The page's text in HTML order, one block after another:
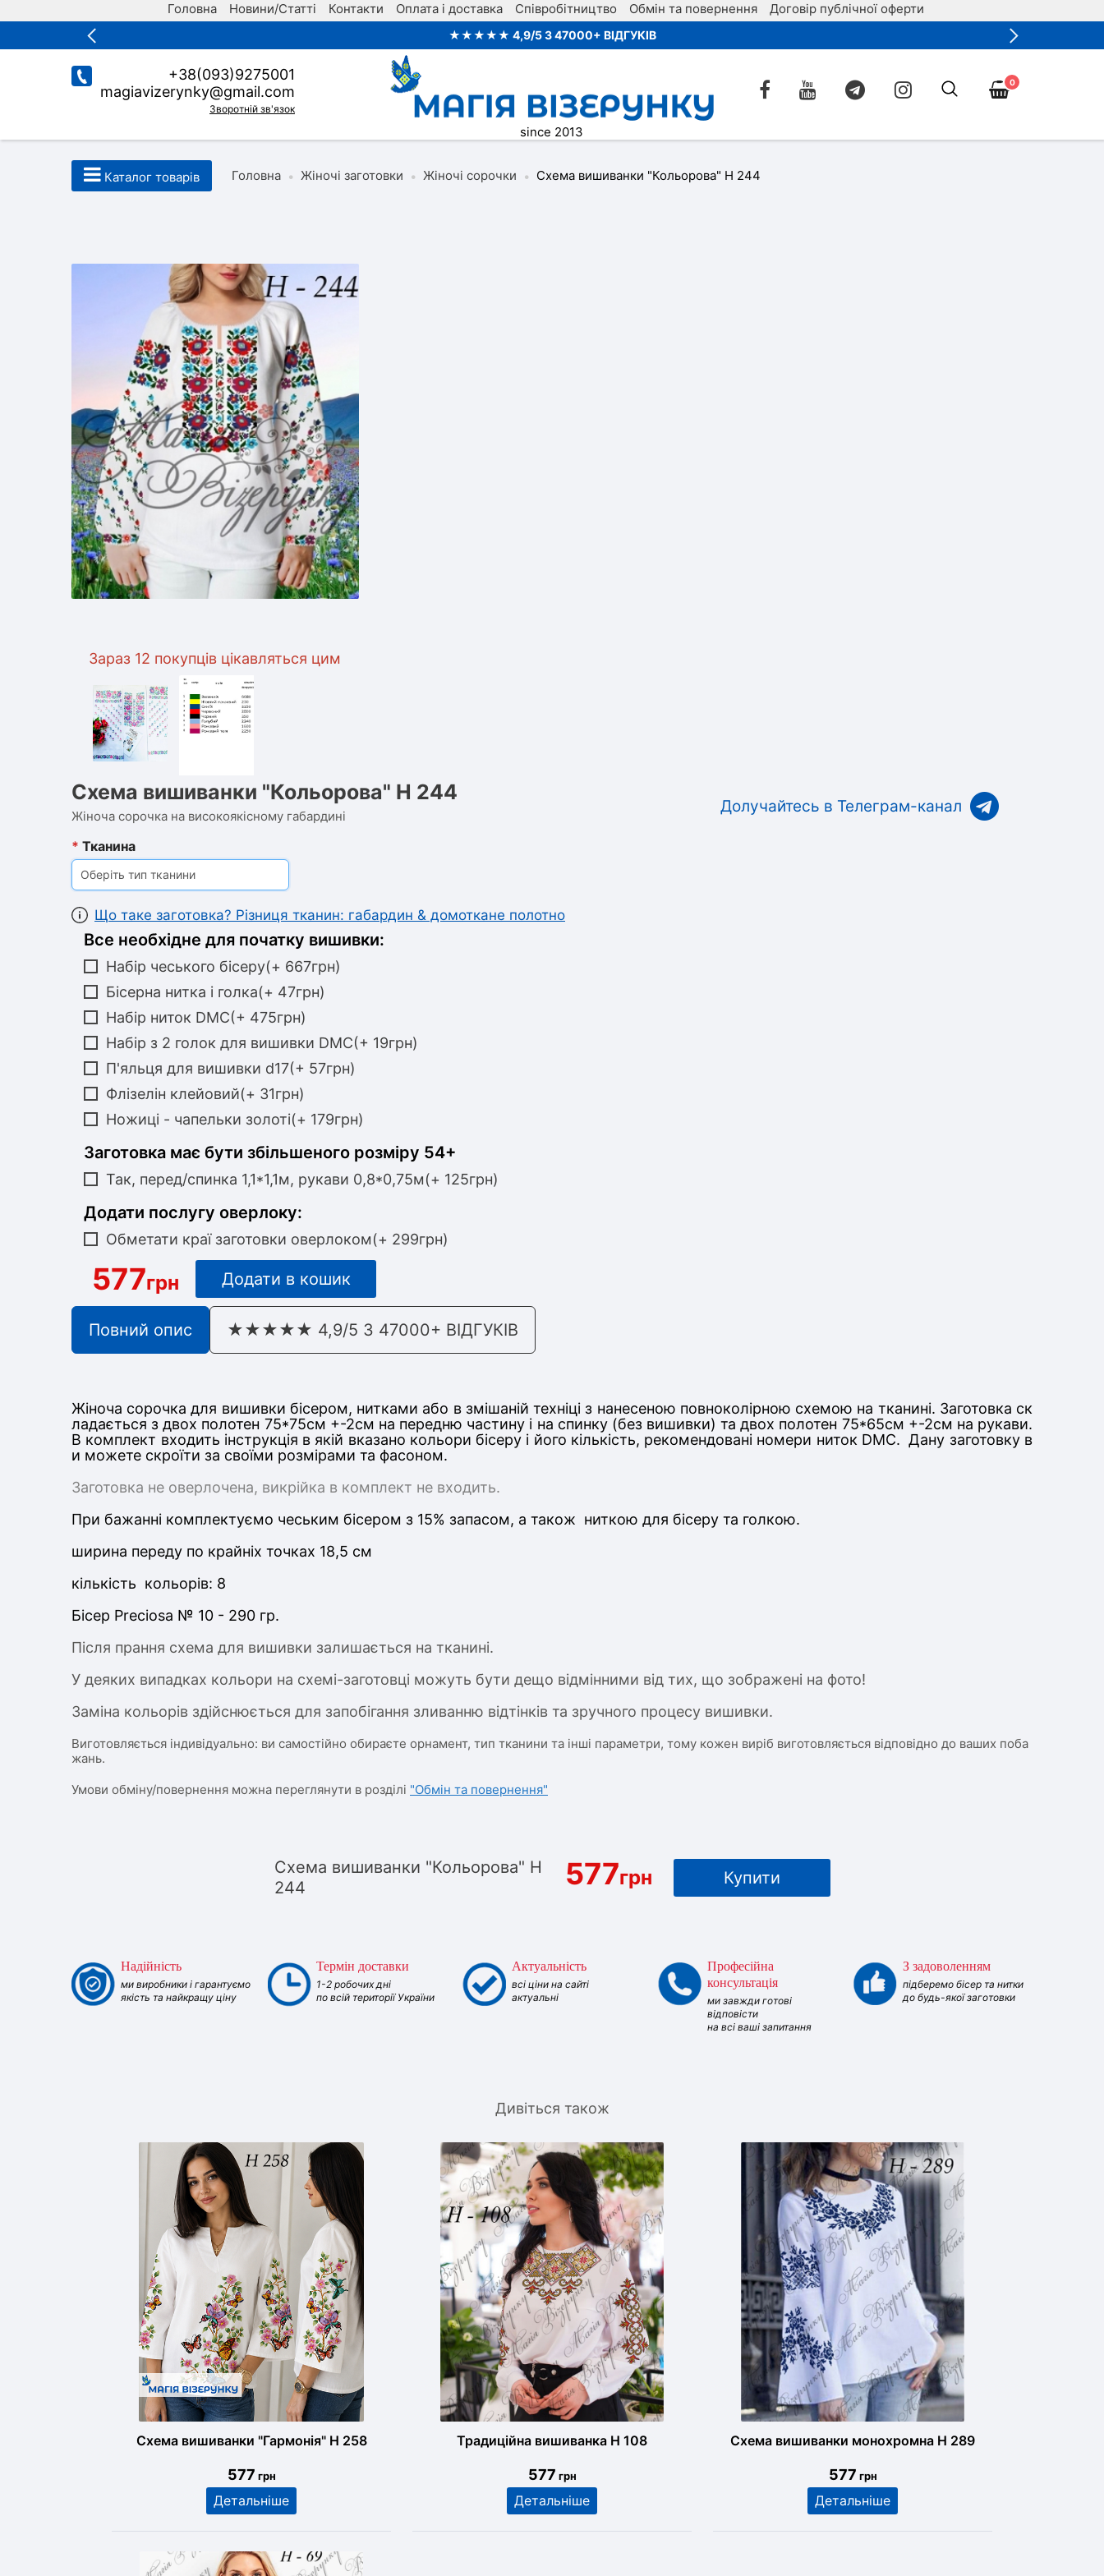
Головна Новини/Статті Контакти Оплата і доставка Співробітництво Обмін та повернення Договір публічної оферти
★★★★★ 4,9/5 З 47000+ ВІДГУКІВ
+38(093)9275001
magiavizerynky@gmail.com
Зворотній зв'язок
0
since 2013
Каталог товарів Головна • Жіночі заготовки • Жіночі сорочки • Схема вишиванки "Кольорова" Н 244
Зараз 12 покупців цікавляться цим товаром
Схема вишиванки "Кольорова" Н 244
Жіноча сорочка на високоякісному габардині
* Тканина
Оберіть тип тканини
Що таке заготовка? Різниця тканин: габардин & домоткане полотно
Все необхідне для початку вишивки:
Набір чеського бісеру(+ 667грн)
Бісерна нитка і голка(+ 47грн)
Набір ниток DMC(+ 475грн)
Набір з 2 голок для вишивки DMC(+ 19грн)
П'яльця для вишивки d17(+ 57грн)
Флізелін клейовий(+ 31грн)
Ножиці - чапельки золоті(+ 179грн)
Заготовка має бути збільшеного розміру 54+
Так, перед/спинка 1,1*1,1м, рукави 0,8*0,75м(+ 125грн)
Додати послугу оверлоку:
Обметати краї заготовки оверлоком(+ 299грн)
577грн Додати в кошик
Долучайтесь в Телеграм-канал
Повний опис ★★★★★ 4,9/5 З 47000+ ВІДГУКІВ
Жіноча сорочка для вишивки бісером, нитками або в змішаній техніці з нанесеною повноколірною схемою на тканині. Заготовка ск
ладається з двох полотен 75*75см +-2см на передню частину і на спинку (без вишивки) та двох полотен 75*65см +-2см на рукави.
В комплект входить інструкція в якій вказано кольори бісеру і його кількість, рекомендовані номери ниток DMC. Дану заготовку в
и можете скроїти за своїми розмірами та фасоном.
Заготовка не оверлочена, викрійка в комплект не входить.
При бажанні комплектуємо чеським бісером з 15% запасом, а також ниткою для бісеру та голкою.
ширина переду по крайніх точках 18,5 см
кількість кольорів: 8
Бісер Preciosa № 10 - 290 гр.
Після прання схема для вишивки залишається на тканині.
У деяких випадках кольори на схемі-заготовці можуть бути дещо відмінними від тих, що зображені на фото!
Заміна кольорів здійснюється для запобігання зливанню відтінків та зручного процесу вишивки.
Виготовляється індивідуально: ви самостійно обираєте орнамент, тип тканини та інші параметри, тому кожен виріб виготовляється відповідно до ваших поба
жань.
Умови обміну/повернення можна переглянути в розділі "Обмін та повернення"
Схема вишиванки "Кольорова" Н
244
577грн Купити
Надійність
ми виробники і гарантуємо
якість та найкращу ціну
Термін доставки
1-2 робочих дні
по всій території України
Актуальність
всі ціни на сайті
актуальні
Професійна
консультація
ми завжди готові
відповісти
на всі ваші запитання
З задоволенням
підберемо бісер та нитки
до будь-якої заготовки
Дивіться також
Схема вишиванки "Гармонія" Н 258
577 грн
Детальніше
Традиційна вишиванка Н 108
577 грн
Детальніше
Схема вишиванки монохромна Н 289
577 грн
Детальніше